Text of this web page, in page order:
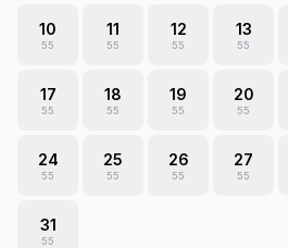
10
55
11
55
12
55
13
55
17
55
18
55
19
55
20
55
24
55
25
55
26
55
27
55
31
55